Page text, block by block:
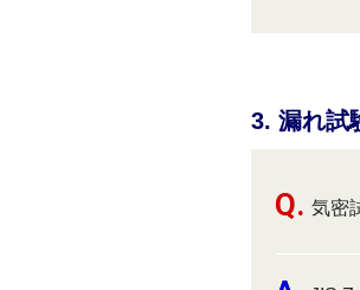
3. 漏れ試
気密